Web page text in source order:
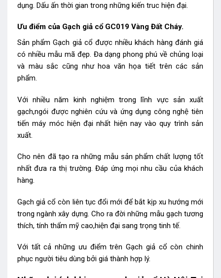
dụng. Dấu ấn thời gian trong những kiến truc hiện đại.
Ưu điểm của Gạch giả cổ GC019 Vàng Đất Cháy.
Sản phẩm Gạch giả cổ được nhiều khách hàng đánh giá
có nhiều mẫu mã đẹp. Đa dạng phong phú về chủng loại
và màu sắc cũng như hoa văn họa tiết trên các sản
phẩm.
Với nhiều năm kinh nghiệm trong lĩnh vực sản xuất
gạch,ngói được nghiên cứu và ứng dụng công nghệ tiên
tiến máy móc hiện đại nhất hiện nay vào quy trình sản
xuất.
Cho nên đã tạo ra những mẫu sản phẩm chất lượng tốt
nhất đưa ra thị trường. Đáp ứng mọi nhu cầu của khách
hàng.
Gạch giả cổ còn liên tục đổi mới để bắt kịp xu hướng mới
trong ngành xây dựng. Cho ra đời những mẫu gạch tương
thích, tính thẩm mỹ cao,hiện đại sang trọng tinh tế.
Với tất cả những ưu điểm trên Gạch giả cổ còn chinh
phục người tiêu dùng bởi giá thành hợp lý.